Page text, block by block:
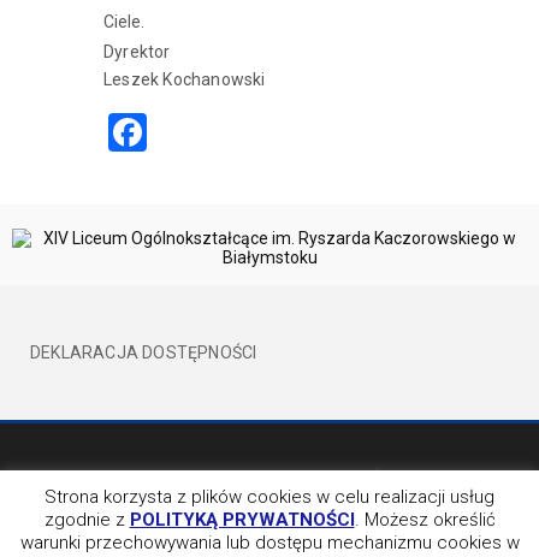
Ciele.
Dyrektor
Leszek Kochanowski
DEKLARACJA DOSTĘPNOŚCI
OBSERWUJ NAS NA
Strona korzysta z plików cookies w celu realizacji usług
zgodnie z POLITYKĄ PRYWATNOŚCI. Możesz określić
warunki przechowywania lub dostępu mechanizmu cookies w